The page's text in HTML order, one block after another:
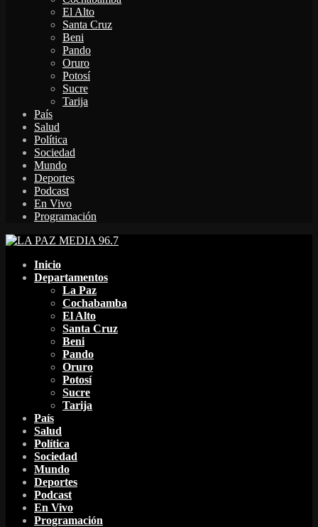
El Alto
Santa Cruz
Beni
Pando
Oruro
Potosí
Sucre
Tarija
País
Salud
Política
Sociedad
Mundo
Deportes
Podcast
En Vivo
Programación
Inicio
Departamentos
La Paz
Cochabamba
El Alto
Santa Cruz
Beni
Pando
Oruro
Potosí
Sucre
Tarija
País
Salud
Política
Sociedad
Mundo
Deportes
Podcast
En Vivo
Programación